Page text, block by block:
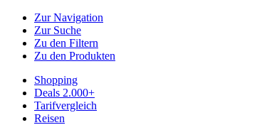
Zur Navigation
Zur Suche
Zu den Filtern
Zu den Produkten
Shopping
Deals 2.000+
Tarifvergleich
Reisen